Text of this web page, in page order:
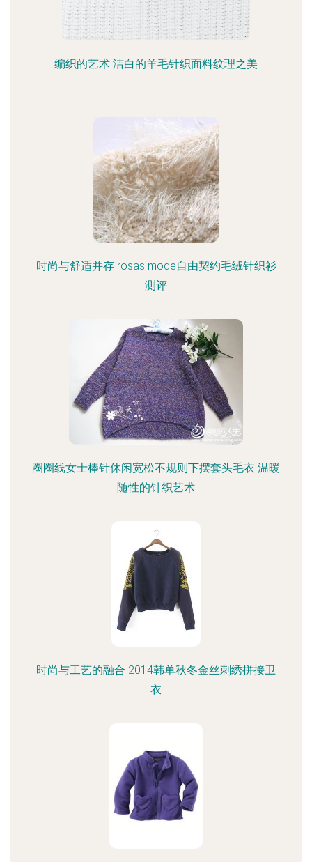
编织的艺术 洁白的羊毛针织面料纹理之美
时尚与舒适并存 rosas mode自由契约毛绒针织衫
测评
圈圈线女士棒针休闲宽松不规则下摆套头毛衣 温暖
随性的针织艺术
时尚与工艺的融合 2014韩单秋冬金丝刺绣拼接卫
衣